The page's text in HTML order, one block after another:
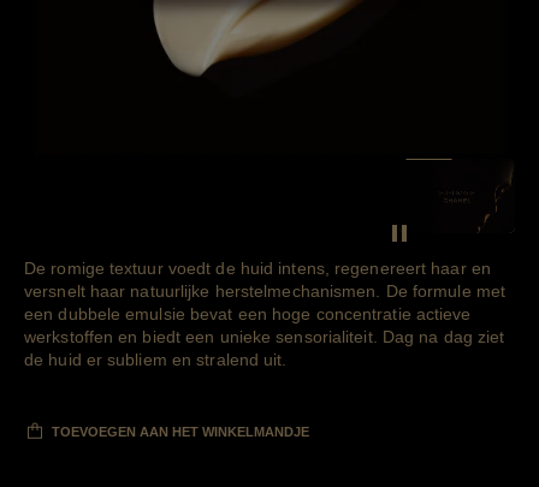
Decoratieve
SEE THE
De romige textuur voedt de huid intens, regenereert haar en
versnelt haar natuurlijke herstelmechanismen. De formule met
een dubbele emulsie bevat een hoge concentratie actieve
werkstoffen en biedt een unieke sensorialiteit. Dag na dag ziet
de huid er subliem en stralend uit.
TOEVOEGEN AAN HET WINKELMANDJE